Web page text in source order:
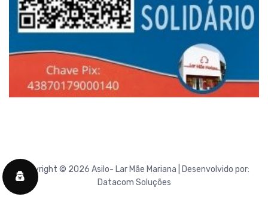
Copyright © 2026 Asilo- Lar Mãe Mariana | Desenvolvido por:
Datacom Soluções